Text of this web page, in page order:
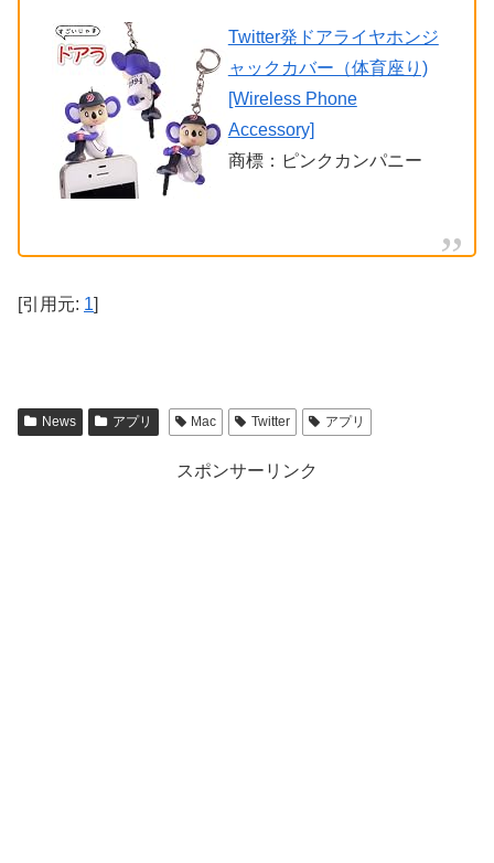
Twitter発ドアライヤホンジ
ャックカバー（体育座り)
[Wireless Phone
Accessory]
商標：ピンクカンパニー
[引用元: 1]
News アプリ Mac Twitter アプリ
スポンサーリンク